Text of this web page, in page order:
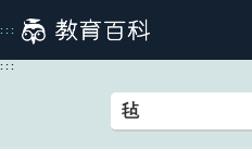
到
主
:::
:::